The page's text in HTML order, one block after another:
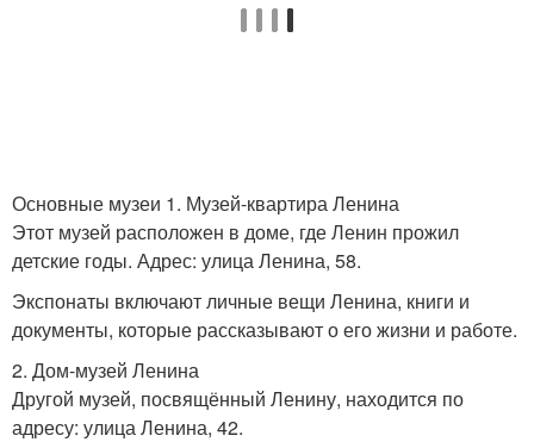
Основные музеи 1. Музей-квартира Ленина
Этот музей расположен в доме, где Ленин прожил
детские годы. Адрес: улица Ленина, 58.
Экспонаты включают личные вещи Ленина, книги и
документы, которые рассказывают о его жизни и работе.
2. Дом-музей Ленина
Другой музей, посвящённый Ленину, находится по
адресу: улица Ленина, 42.